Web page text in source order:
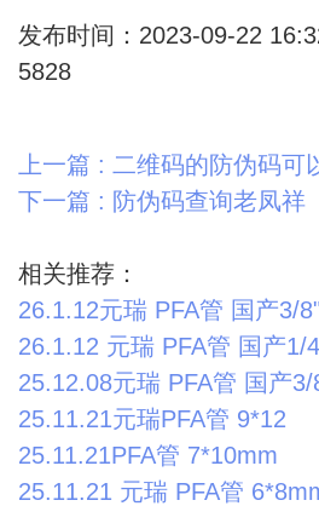
发布时间：2023-09-22
5828
上一篇 : 二维码的防伪码可
下一篇 : 防伪码查询老凤祥
相关推荐：
26.1.12元瑞 PFA管 国产3/
26.1.12 元瑞 PFA管 国产1/
25.12.08元瑞 PFA管 国产3/
25.11.21元瑞PFA管 9*12
25.11.21PFA管 7*10mm
25.11.21 元瑞 PFA管